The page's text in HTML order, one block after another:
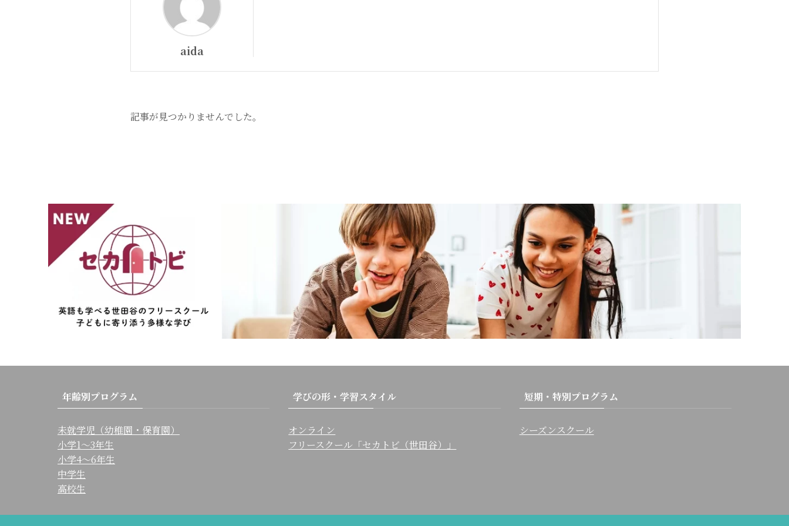
aida
記事が見つかりませんでした。
年齢別プログラム
未就学児（幼稚園・保育園）
小学1〜3年生
小学4〜6年生
中学生
高校生
学びの形・学習スタイル
オンライン
フリースクール「セカトビ（世田谷）」
短期・特別プログラム
シーズンスクール